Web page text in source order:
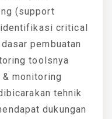
(support
critical
pembuatan
toolsnya
monitoring
tehnik
dukungan